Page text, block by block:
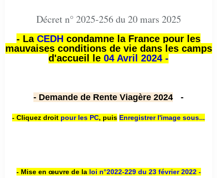
Décret n° 2025-256 du 20 mars 2025
- La CEDH condamne la France pour les
mauvaises conditions de vie dans les camps
d'accueil le 04 Avril 2024 -
- Demande de Rente Viagère 2024 -
- Cliquez droit pour les PC, puis Enregistrer l'image sous...
- Mise en œuvre de la loi n°2022-229 du 23 février 2022 -